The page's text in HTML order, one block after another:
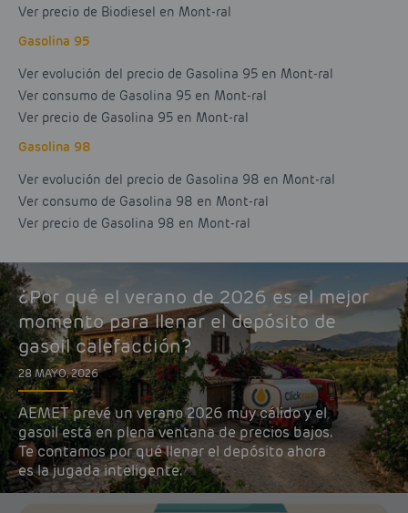
Ver precio de Biodiesel en Mont-ral
Gasolina 95
Ver evolución del precio de Gasolina 95 en Mont-ral
Ver consumo de Gasolina 95 en Mont-ral
Ver precio de Gasolina 95 en Mont-ral
Gasolina 98
Ver evolución del precio de Gasolina 98 en Mont-ral
Ver consumo de Gasolina 98 en Mont-ral
Ver precio de Gasolina 98 en Mont-ral
¿Por qué el verano de 2026 es el mejor
momento para llenar el depósito de
gasoil calefacción?
28 MAYO, 2026
AEMET prevé un verano 2026 muy cálido y el
gasoil está en plena ventana de precios bajos.
Te contamos por qué llenar el depósito ahora
es la jugada inteligente.